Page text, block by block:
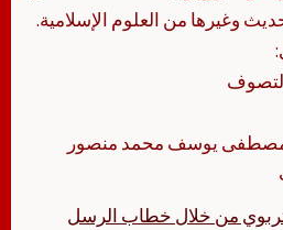
وغيرها من العلوم الإسلامية.
يوسف محمد منصور
من خلال خطاب الرسل